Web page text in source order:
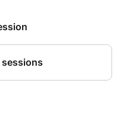
au sort, Yves et
pour
histoire continue. Loin
as de la scène s'en